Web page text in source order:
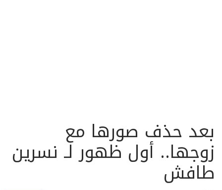
بعد حذف صورها مع
زوجها.. أول ظهور لـ نسرين
طافش